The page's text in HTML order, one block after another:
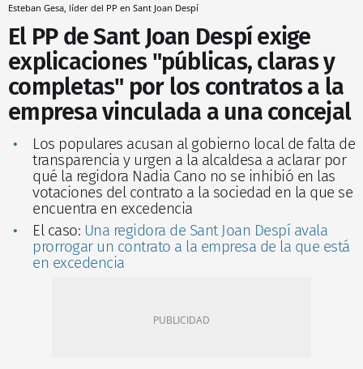
Esteban Gesa, líder del PP en Sant Joan Despí
El PP de Sant Joan Despí exige
explicaciones "públicas, claras y
completas" por los contratos a la
empresa vinculada a una concejal
Los populares acusan al gobierno local de falta de
transparencia y urgen a la alcaldesa a aclarar por
qué la regidora Nadia Cano no se inhibió en las
votaciones del contrato a la sociedad en la que se
encuentra en excedencia
El caso: Una regidora de Sant Joan Despí avala
prorrogar un contrato a la empresa de la que está
en excedencia